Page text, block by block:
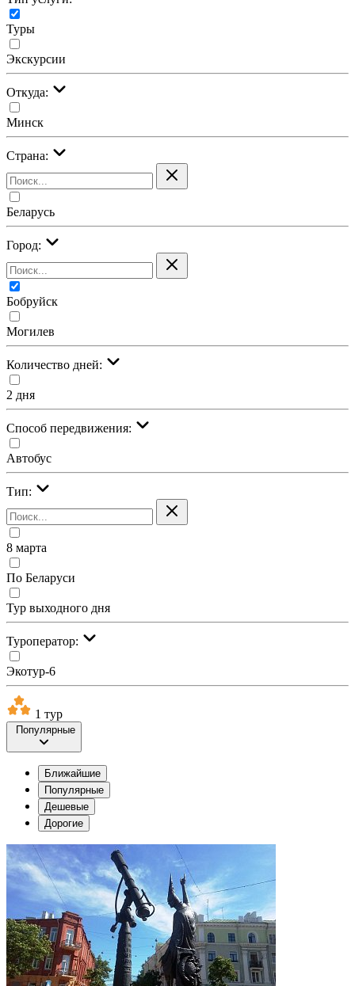
Туры
Экскурсии
Откуда:
Минск
Страна:
Беларусь
Город:
Бобруйск
Могилев
Количество дней:
2 дня
Cпособ передвижения:
Автобус
Тип:
8 марта
По Беларуси
Тур выходного дня
Туроператор:
Экотур-6
1 тур
Популярные
Ближайшие
Популярные
Дешевые
Дорогие